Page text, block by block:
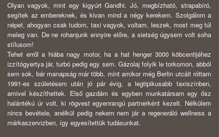
Olyan vagyok, mint egy kigyúrt Gandhi. Jó, megbízható, strapabíró,
segítek az embereknek, és kivan mind a négy kerekem. Szolgálom a
népet, ahogyan csak tudom, taxi vagyok, voltam, leszek, most meg túl
meleg van. De ne rohanjunk ennyire előre, a sietség úgysem volt soha
stílusom!
Tehet erről a hiába nagy motor, ha a hat henger 3000 köbcentijéhez
izzítógyertya jár, turbó pedig egy sem. Gázolaj folyik le torkomon, abból
sem sok, bár manapság már több, mint amikor még Berlin utcáit róttam
1991-es születésem után jó pár évig, a legtipikusabb taxiszínben,
amivel készíthettek. Első gazdám és egyben munkatársam egy ősz
halántékú úr volt, ki rögvest egyenrangú partnerként kezelt. Nélkülem
nincs bevétele, anélkül pedig nekem nem jár a regeneráló wellness a
márkaszervizben, így egyesítettük tudásunkat.